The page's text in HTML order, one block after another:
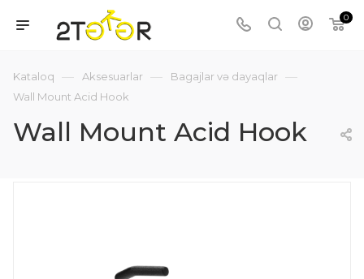
0
Kataloq — Aksesuarlar — Bagajlar və dayaqlar —
Wall Mount Acid Hook
Wall Mount Acid Hook